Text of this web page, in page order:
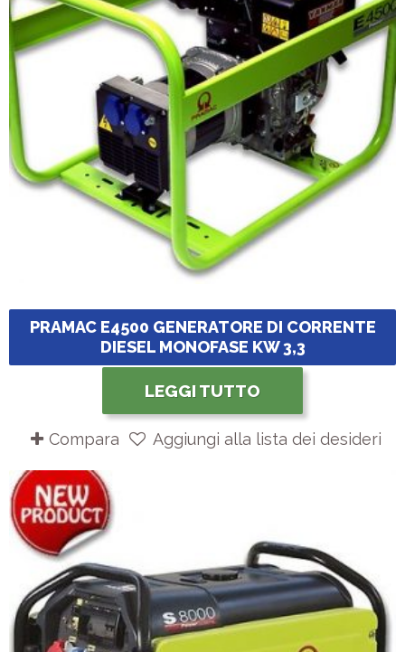
PRAMAC E4500 GENERATORE DI CORRENTE
DIESEL MONOFASE KW 3,3
LEGGI TUTTO
Compara Aggiungi alla lista dei desideri